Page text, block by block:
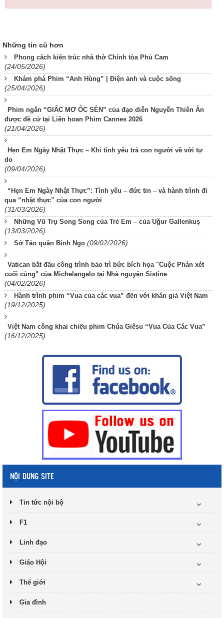
Những tin cũ hơn
Phong cách kiến trúc nhà thờ Chính tòa Phủ Cam
(24/05/2026)
Khám phá Phim “Anh Hùng” | Điện ảnh và cuộc sống
(25/04/2026)
Phim ngắn “GIẤC MƠ ỐC SÊN” của đạo diễn Nguyễn Thiên Ân
được đề cử tại Liên hoan Phim Cannes 2026
(21/04/2026)
Hẹn Em Ngày Nhật Thực – Khi tình yêu trả con người về với tự
do
(09/04/2026)
“Hẹn Em Ngày Nhật Thực”: Tình yêu – đức tin – và hành trình đi
qua “nhật thực” của con người
(31/03/2026)
Những Vũ Trụ Song Song của Trẻ Em – của Uğur Gallenkuş
(13/03/2026)
Sớ Táo quân Bính Ngọ (09/02/2026)
Vatican bắt đầu công trình bảo trì bức bích họa "Cuộc Phán xét
cuối cùng" của Michelangelo tại Nhà nguyện Sistine
(04/02/2026)
Hành trình phim “Vua của các vua” đến với khán giả Việt Nam
(19/12/2025)
Việt Nam công khai chiếu phim Chúa Giêsu “Vua Của Các Vua”
(16/12/2025)
NỘI DUNG SITE
Tin tức nội bộ
F1
Linh đạo
Giáo Hội
Thế giới
Gia đình